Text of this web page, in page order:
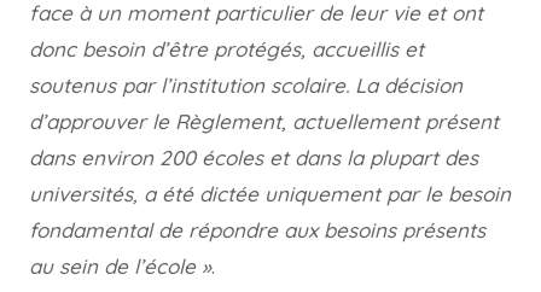
face à un moment particulier de leur vie et ont
donc besoin d’être protégés, accueillis et
soutenus par l’institution scolaire. La décision
d’approuver le Règlement, actuellement présent
dans environ 200 écoles et dans la plupart des
universités, a été dictée uniquement par le besoin
fondamental de répondre aux besoins présents
au sein de l’école ».